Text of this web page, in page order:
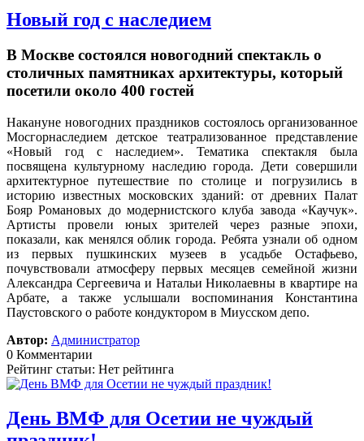
Новый год с наследием
В Москве состоялся новогодний спектакль о
столичных памятниках архитектуры, который
посетили около 400 гостей
Накануне новогодних праздников состоялось организованное
Мосгорнаследием детское театрализованное представление
«Новый год с наследием».
Тематика спектакля была
посвящена культурному наследию города. Дети совершили
архитектурное путешествие по столице и погрузились в
историю известных московских зданий: от древних Палат
Бояр Романовых до модернистского клуба завода «Каучук».
Артисты провели юных зрителей через разные эпохи,
показали, как менялся облик города. Ребята узнали об одном
из первых пушкинских музеев в усадьбе Остафьево,
почувствовали атмосферу первых месяцев семейной жизни
Александра Сергеевича и Натальи Николаевны в квартире на
Арбате, а также услышали воспоминания Константина
Паустовского о работе кондуктором в Миусском депо.
Автор: Администратор
0 Комментарии
Рейтинг статьи: Нет рейтинга
День ВМФ для Осетии не чуждый